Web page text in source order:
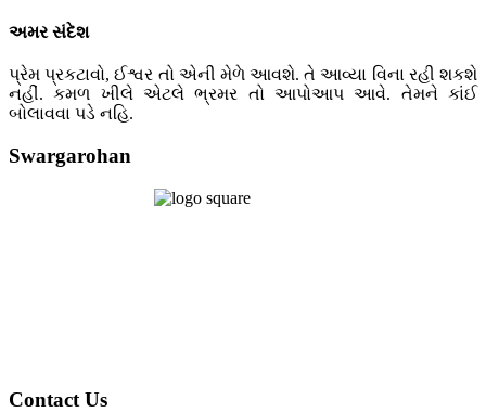
અમર સંદેશ
પ્રેમ પ્રકટાવો, ઈશ્વર તો એની મેળે આવશે. તે આવ્યા વિના રહી શકશે
નહીં. કમળ ખીલે એટલે ભ્રમર તો આપોઆપ આવે. તેમને કાંઈ
બોલાવવા પડે નહિ.
Swargarohan
Contact Us